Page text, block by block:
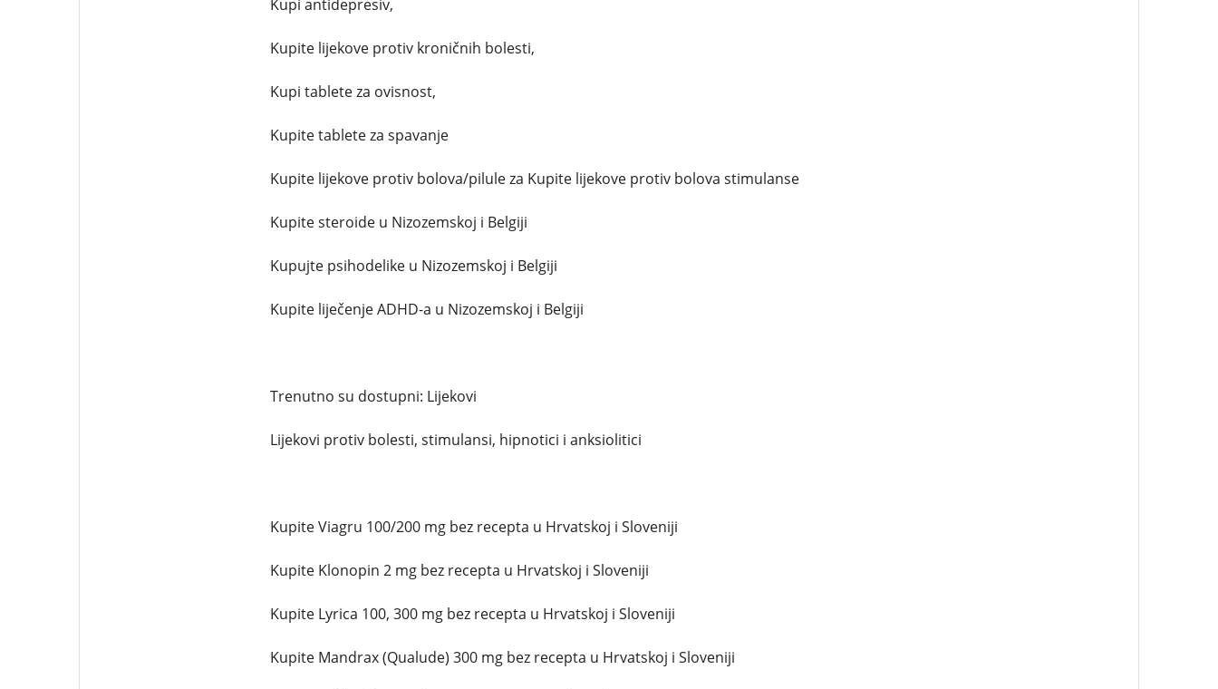
Kupi antidepresiv,
Kupite lijekove protiv kroničnih bolesti,
Kupi tablete za ovisnost,
Kupite tablete za spavanje
Kupite lijekove protiv bolova/pilule za Kupite lijekove protiv bolova stimulanse
Kupite steroide u Nizozemskoj i Belgiji
Kupujte psihodelike u Nizozemskoj i Belgiji
Kupite liječenje ADHD-a u Nizozemskoj i Belgiji
Trenutno su dostupni: Lijekovi
Lijekovi protiv bolesti, stimulansi, hipnotici i anksiolitici
Kupite Viagru 100/200 mg bez recepta u Hrvatskoj i Sloveniji
Kupite Klonopin 2 mg bez recepta u Hrvatskoj i Sloveniji
Kupite Lyrica 100, 300 mg bez recepta u Hrvatskoj i Sloveniji
Kupite Mandrax (Qualude) 300 mg bez recepta u Hrvatskoj i Sloveniji